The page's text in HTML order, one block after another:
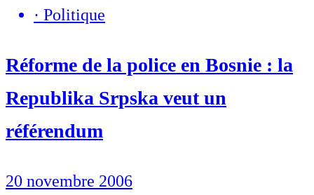
· Politique
Réforme de la police en Bosnie : la
Republika Srpska veut un
référendum
20 novembre 2006